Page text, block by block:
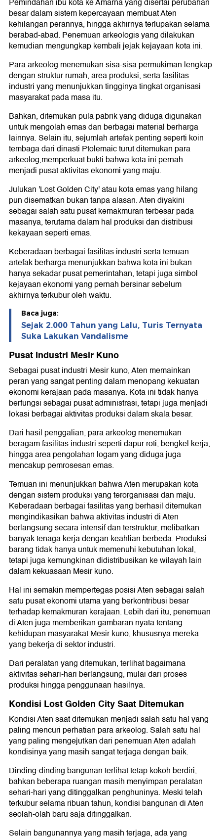
besar dalam sistem kepercayaan membuat Aten
kehilangan perannya, hingga akhirnya terlupakan selama
berabad-abad. Penemuan arkeologis yang dilakukan
kemudian mengungkap kembali jejak kejayaan kota ini.
Para arkeolog menemukan sisa-sisa permukiman lengkap
dengan struktur rumah, area produksi, serta fasilitas
industri yang menunjukkan tingginya tingkat organisasi
masyarakat pada masa itu.
Bahkan, ditemukan pula pabrik yang diduga digunakan
untuk mengolah emas dan berbagai material berharga
lainnya. Selain itu, sejumlah artefak penting seperti koin
tembaga dari dinasti Ptolemaic turut ditemukan para
arkeolog,memperkuat bukti bahwa kota ini pernah
menjadi pusat aktivitas ekonomi yang maju.
Julukan 'Lost Golden City' atau kota emas yang hilang
pun disematkan bukan tanpa alasan. Aten diyakini
sebagai salah satu pusat kemakmuran terbesar pada
masanya, terutama dalam hal produksi dan distribusi
kekayaan seperti emas.
Keberadaan berbagai fasilitas industri serta temuan
artefak berharga menunjukkan bahwa kota ini bukan
hanya sekadar pusat pemerintahan, tetapi juga simbol
kejayaan ekonomi yang pernah bersinar sebelum
akhirnya terkubur oleh waktu.
Baca juga:
Sejak 2.000 Tahun yang Lalu, Turis Ternyata
Suka Lakukan Vandalisme
Pusat Industri Mesir Kuno
Sebagai pusat industri Mesir kuno, Aten memainkan
peran yang sangat penting dalam menopang kekuatan
ekonomi kerajaan pada masanya. Kota ini tidak hanya
berfungsi sebagai pusat administrasi, tetapi juga menjadi
lokasi berbagai aktivitas produksi dalam skala besar.
Dari hasil penggalian, para arkeolog menemukan
beragam fasilitas industri seperti dapur roti, bengkel kerja,
hingga area pengolahan logam yang diduga juga
mencakup pemrosesan emas.
Temuan ini menunjukkan bahwa Aten merupakan kota
dengan sistem produksi yang terorganisasi dan maju.
Keberadaan berbagai fasilitas yang berhasil ditemukan
mengindikasikan bahwa aktivitas industri di Aten
berlangsung secara intensif dan terstruktur, melibatkan
banyak tenaga kerja dengan keahlian berbeda. Produksi
barang tidak hanya untuk memenuhi kebutuhan lokal,
tetapi juga kemungkinan didistribusikan ke wilayah lain
dalam kekuasaan Mesir kuno.
Hal ini semakin mempertegas posisi Aten sebagai salah
satu pusat ekonomi utama yang berkontribusi besar
terhadap kemakmuran kerajaan. Lebih dari itu, penemuan
di Aten juga memberikan gambaran nyata tentang
kehidupan masyarakat Mesir kuno, khususnya mereka
yang bekerja di sektor industri.
Dari peralatan yang ditemukan, terlihat bagaimana
aktivitas sehari-hari berlangsung, mulai dari proses
produksi hingga penggunaan hasilnya.
Kondisi Lost Golden City Saat Ditemukan
Kondisi Aten saat ditemukan menjadi salah satu hal yang
paling mencuri perhatian para arkeolog. Salah satu hal
yang paling mengejutkan dari penemuan Aten adalah
kondisinya yang masih sangat terjaga dengan baik.
Dinding-dinding bangunan terlihat tetap kokoh berdiri,
bahkan beberapa ruangan masih menyimpan peralatan
sehari-hari yang ditinggalkan penghuninya. Meski telah
terkubur selama ribuan tahun, kondisi bangunan di Aten
seolah-olah baru saja ditinggalkan.
Selain bangunannya yang masih terjaga, ada yang